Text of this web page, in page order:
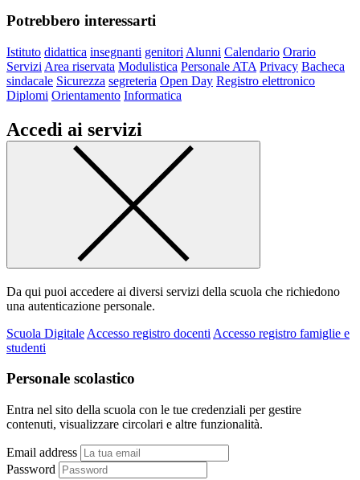
Potrebbero interessarti
Istituto didattica insegnanti genitori Alunni Calendario Orario
Servizi Area riservata Modulistica Personale ATA Privacy Bacheca
sindacale Sicurezza segreteria Open Day Registro elettronico
Diplomi Orientamento Informatica
Accedi ai servizi
Da qui puoi accedere ai diversi servizi della scuola che richiedono
una autenticazione personale.
Scuola Digitale Accesso registro docenti Accesso registro famiglie e
studenti
Personale scolastico
Entra nel sito della scuola con le tue credenziali per gestire
contenuti, visualizzare circolari e altre funzionalità.
Email address
Password